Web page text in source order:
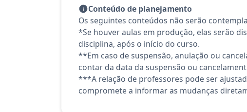
Conteúdo de planejamento
Os seguintes conteúdos não serão
*Se houver aulas em produção, elas serão
disciplina, após o início do curso.
**Em caso de suspensão, anulação ou
contar da data da suspensão ou
***A relação de professores pode ser
compromete a informar as mudanças